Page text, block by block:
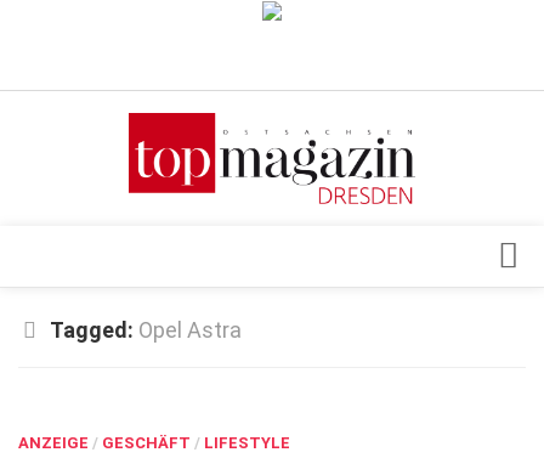
Verkaufsstellen
Top Gesundheitsforum Dresden / Ostsachsen
Geschäft
Tagged: Opel Astra
ANZEIGE / GESCHÄFT / LIFESTYLE